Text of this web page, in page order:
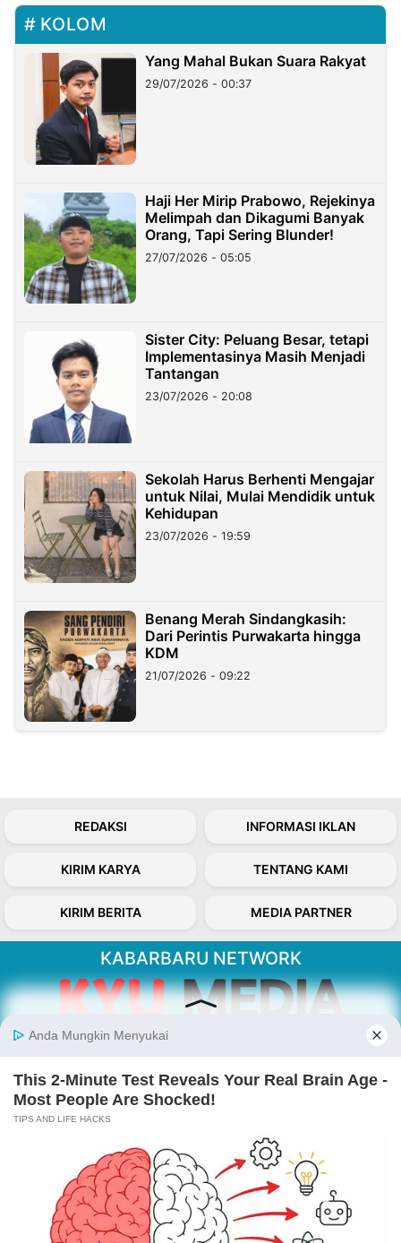
KOLOM
Yang Mahal Bukan Suara Rakyat
29/07/2026 - 00:37
Haji Her Mirip Prabowo, Rejekinya
Melimpah dan Dikagumi Banyak
Orang, Tapi Sering Blunder!
27/07/2026 - 05:05
Sister City: Peluang Besar, tetapi
Implementasinya Masih Menjadi
Tantangan
23/07/2026 - 20:08
Sekolah Harus Berhenti Mengajar
untuk Nilai, Mulai Mendidik untuk
Kehidupan
23/07/2026 - 19:59
Benang Merah Sindangkasih:
Dari Perintis Purwakarta hingga
KDM
21/07/2026 - 09:22
REDAKSI INFORMASI IKLAN
KIRIM KARYA TENTANG KAMI
KIRIM BERITA MEDIA PARTNER
KABARBARU NETWORK
Kabarbaru.co menyajikan berita aktual dan
serta terverifikasi dari sumber yang tepat.
Follow Kabarbaru